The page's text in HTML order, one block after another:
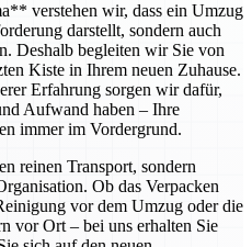
verstehen wir, dass ein Umzug
darstellt, sondern auch
Deshalb begleiten wir Sie von
Kiste in Ihrem neuen Zuhause.
Erfahrung sorgen wir dafür,
Aufwand haben – Ihre
immer im Vordergrund.
reinen Transport, sondern
Ob das Verpacken
vor dem Umzug oder die
vor Ort – bei uns erhalten Sie